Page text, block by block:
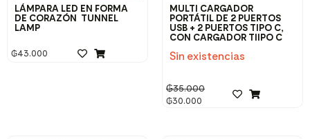
LÁMPARA LED EN FORMA
DE CORAZÓN TUNNEL
LAMP
₲43.000
MULTI CARGADOR
PORTÁTIL DE 2 PUERTOS
USB + 2 PUERTOS TIPO C,
CON CARGADOR TIIPO C
Sin existencias
₲35.000
₲30.000